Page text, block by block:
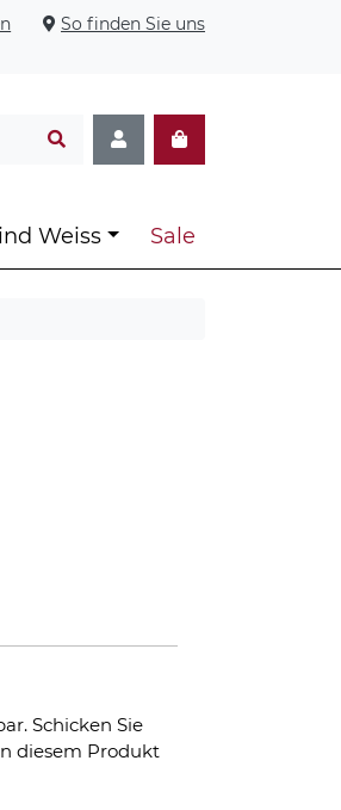
So finden Sie uns
Weiss Sale
Schicken Sie
diesem Produkt